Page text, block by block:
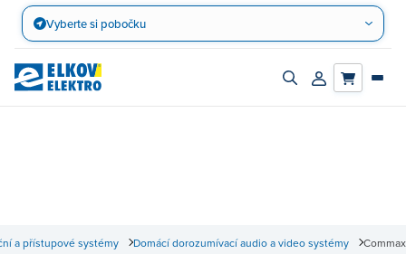
Přejít
obsah
Vyberte si pobočku
Zapnout/vypnout
Přihlásit/
Commax
Domácí dorozumívací audio a video systémy
a přístupové systémy